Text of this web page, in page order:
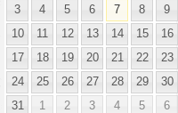
3
4 5 6 7 8
9
10
11 12 13 14 15
16
17
18 19 20 21 22
23
24
25 26 27 28 29
30
31
1 2 3 4 5 6